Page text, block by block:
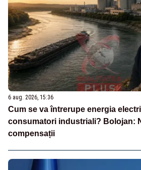
6 aug. 2026, 15:36
Cum se va întrerupe energia
consumatori industriali? Bolojan:
compensații